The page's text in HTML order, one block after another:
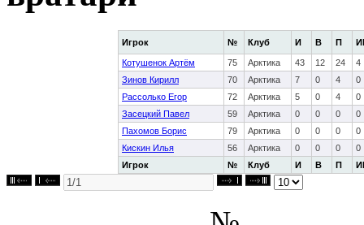
Игрок № Клуб И В П
Игрок № Клуб И В П
Котушенок Артём 75 Арктика 43 12 24
4
Зинов Кирилл
70 Арктика 7 0 4
0
Рассолько Егор
72 Арктика 5 0 4
0
Засецкий Павел
59 Арктика 0 0 0
0
Пахомов Борис
79 Арктика 0 0 0
0
Кискин Илья
56 Арктика 0 0 0 0